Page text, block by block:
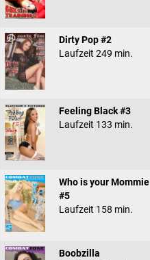
Dirty Pop #2
Laufzeit 249 min.
Feeling Black #3
Laufzeit 133 min.
Who is your Mommie
#5
Laufzeit 158 min.
Boobzilla